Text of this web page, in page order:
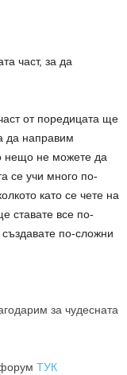
част, за да
от поредицата ще
да направим
нещо не можете да
се учи много по-
като се чете на
ставате все по-
по-сложни
за чудесната
ТУК